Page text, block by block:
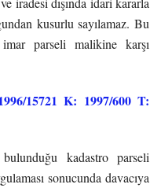
kusurlu sayılamaz. Bu
parseli malikine karşı
15721 K: 1997/600 T:
kadastro parseli
sonucunda davacıya